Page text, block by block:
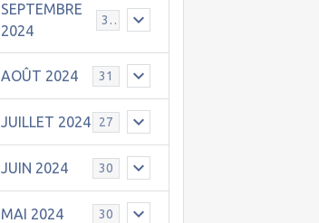
SEPTEMBRE
2024
30
AOÛT 2024 31
JUILLET 2024 27
JUIN 2024 30
MAI 2024 30